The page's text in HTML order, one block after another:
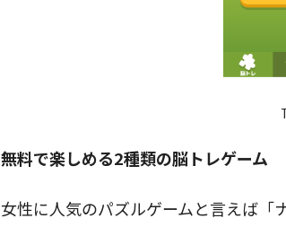
無料で楽しめる2種類の脳トレゲーム
女性に人気のパズルゲームと言えば「